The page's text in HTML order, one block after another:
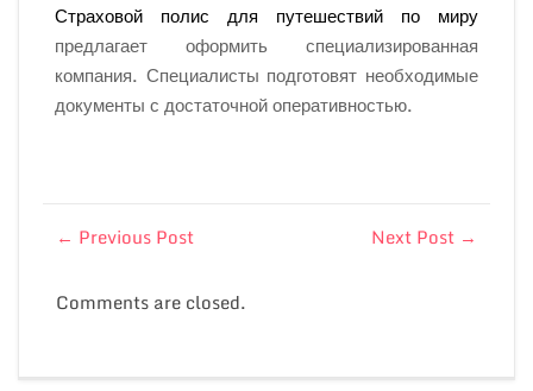
Страховой полис для путешествий по миру
предлагает оформить специализированная
компания. Специалисты подготовят необходимые
документы с достаточной оперативностью.
← Previous Post Next Post →
Comments are closed.